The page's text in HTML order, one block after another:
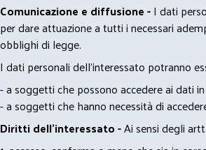
Comunicazione e diffusione -I dati
per dare attuazione a tutti i necessari
obblighi di legge.
I dati personali dell’interessato potranno
- a soggetti che possono accedere ai dati
- a soggetti che hanno necessità di
Diritti dell’interessato -Ai sensi degli